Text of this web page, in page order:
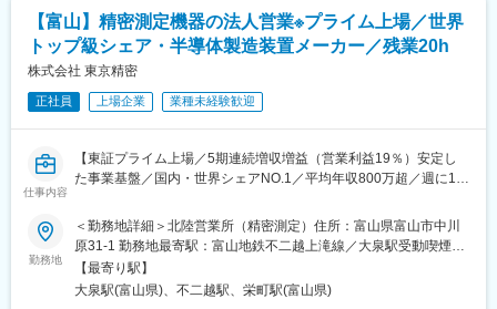
ゲリラ豪雨対策や水害発生時の復旧にも各種製品が使われており
ます。
あなたが拡販したポンプが、災害時に人を助けることになるかも
しれない、そんなやりがいのある製品を販売いただきます。
■充実した就業環境：
◎年間休日124日／完全週休2日（土・日・祝）
◎時差出勤制度有 7：45～16：30/8：45～17：30/9：45～18：
30
◎賞与 4カ月分支給
◎キャリアアップ支援制度・お祝い金支給有
◎地域手当・家族手当など手当も充実しています！
■異業界の方も活躍中！人柄重視の採用になります！
【富山】精密測定機器の法人営業※プライム上場／世界
トップ級シェア・半導体製造装置メーカー／残業20h
株式会社 東京精密
正社員 上場企業 業種未経験歓迎
仕事内容
【東証プライム上場／5期連続増収増益（営業利益19％）安定し
た事業基盤／国内・世界シェアNO.1／平均年収800万超／週に1度
で働きやすい環境】
■業務概要：
当社の営業担当として精密測定機器の営業をお任せ致します。
勤務地
＜勤務地詳細＞北陸営業所（精密測定）住所：富山県富山市中川
原31-1 勤務地最寄駅：富山地鉄不二越上滝線／大泉駅受動喫煙対
策：屋内全面禁煙変更の範囲：会社の定める事業所（リモートワ
ーク含む）
【最寄り駅】
大泉駅(富山県)、不二越駅、栄町駅(富山県)